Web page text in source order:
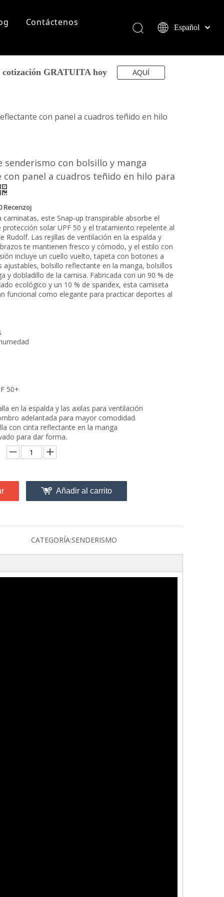
Contáctenos
Español
简体中文
GRATUITA hoy AQUÍ
con panel a cuadros teñido en hilo
senderismo con bolsillo y manga
con panel a cuadros teñido en hilo para
Recenzoj
caminatas, este Snap-up transpirable absorbe el
protección solar UPF 50 y el tratamiento repelente al
Rudolf. Las rejillas de ventilación en la espalda y
te mantienen fresco y cómodo, y el estilo con
incluye un cuello vuelto, tapeta con botones a
ajustables, bolsillo reflectante en la manga, bolsillos
y dobladillo de la camisa. Fabricada con un 90 % de
ecológico y un 10 % de spandex, esta camiseta
funcional como elegante para practicar deportes al
50+
en la espalda y las axilas para ventilación
adelantada para mayor comodidad.
con cinta reflectante en la manga
para dar forma.
Añadir al carrito
CATEGORÍA:SENDERISMO